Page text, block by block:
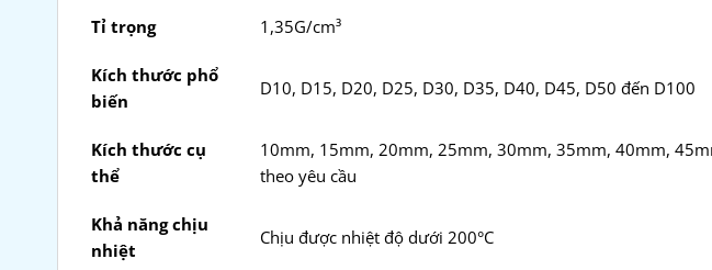
Tỉ trọng 1,35G/cm³
Kích thước phổ
biến
D10, D15, D20, D25, D30, D35, D40, D45, D50 đến D100
Kích thước cụ
thể
10mm, 15mm, 20mm, 25mm, 30mm, 35mm, 40mm,
theo yêu cầu
Khả năng chịu
nhiệt
Chịu được nhiệt độ dưới 200°C